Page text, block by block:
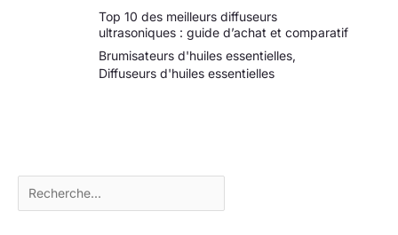
Top 10 des meilleurs diffuseurs
ultrasoniques : guide d’achat et comparatif
Brumisateurs d'huiles essentielles,
Diffuseurs d'huiles essentielles